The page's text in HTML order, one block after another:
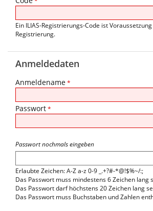
Ein ILIAS-Registrierungs-Code ist
Registrierung.
Anmeldedaten
Anmeldename*
Passwort*
Passwort nochmals eingeben
Erlaubte Zeichen: A-Z a-z 0-9 _.+?#-*@!$%~/:;
Das Passwort muss mindestens 6 Zeichen lang
Das Passwort darf höchstens 20 Zeichen lang
Das Passwort muss Buchstaben und Zahlen